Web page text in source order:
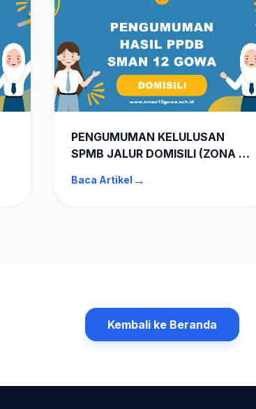
PENGUMUMAN KELULUSAN
SPMB JALUR DOMISILI (ZONA 2)
Baca Artikel →
Kembali ke Beranda